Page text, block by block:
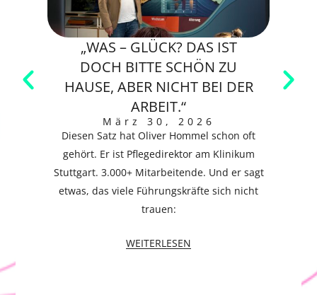
„WAS – GLÜCK? DAS IST
DOCH BITTE SCHÖN ZU
HAUSE, ABER NICHT BEI DER
ARBEIT.“
März 30, 2026
Diesen Satz hat Oliver Hommel schon oft
gehört. Er ist Pflegedirektor am Klinikum
Stuttgart. 3.000+ Mitarbeitende. Und er sagt
etwas, das viele Führungskräfte sich nicht
trauen:
WEITERLESEN